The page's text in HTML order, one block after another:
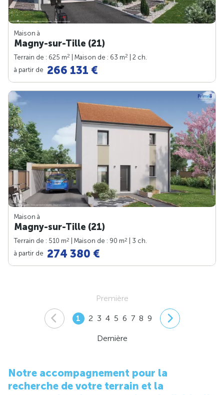
Maison à
Magny-sur-Tille (21)
Terrain de : 625 m2 | Maison de : 63 m2
| 2 ch.
à partir de 266 131 €
Maison à
Magny-sur-Tille (21)
Terrain de : 510 m2 | Maison de : 90 m2
| 3 ch.
à partir de 274 380 €
Première
1 2 3 4 5 6 7 8 9
Dernière
Notre accompagnement pour la
recherche de votre terrain et la